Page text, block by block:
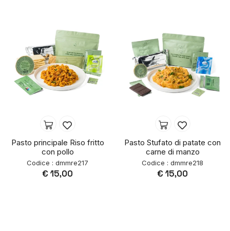
Pasto principale Riso fritto
con pollo
Codice : dmmre217
€ 15,00
Pasto Stufato di patate con
carne di manzo
Codice : dmmre218
€ 15,00